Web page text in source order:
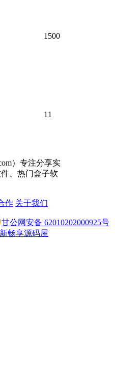
1500
11
）专注分享实
、热门盒子软
作 关于我们
甘公网安备 62010202000925号
新畅享源码屋